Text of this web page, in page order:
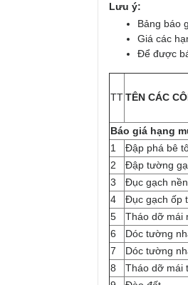
Lưu ý:
Bảng báo
Giá các
Để được
TTTÊN CÁC
Báo giá hạng
1
Đập phá bê
2
Đập tường
3
Đục gạch
4
Đục gạch ốp
5
Tháo dỡ mái
6
Dóc tường
7
Dóc tường
8
Tháo dỡ mái